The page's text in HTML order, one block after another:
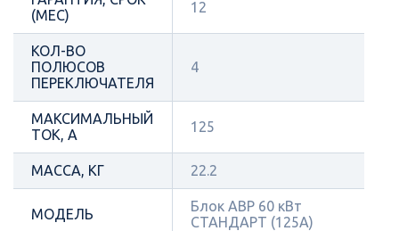
(МЕС)
12
КОЛ-ВО
ПОЛЮСОВ
ПЕРЕКЛЮЧАТЕЛЯ
4
МАКСИМАЛЬНЫЙ
ТОК, А
125
МАССА, КГ 22.2
МОДЕЛЬ
Блок АВР 60 кВт
СТАНДАРТ (125А)